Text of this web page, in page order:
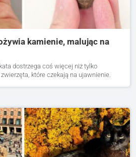
kamienie, malując na
dostrzega coś więcej niż tylko
które czekają na ujawnienie.